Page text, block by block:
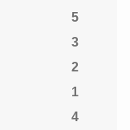
5
3
2
1
4